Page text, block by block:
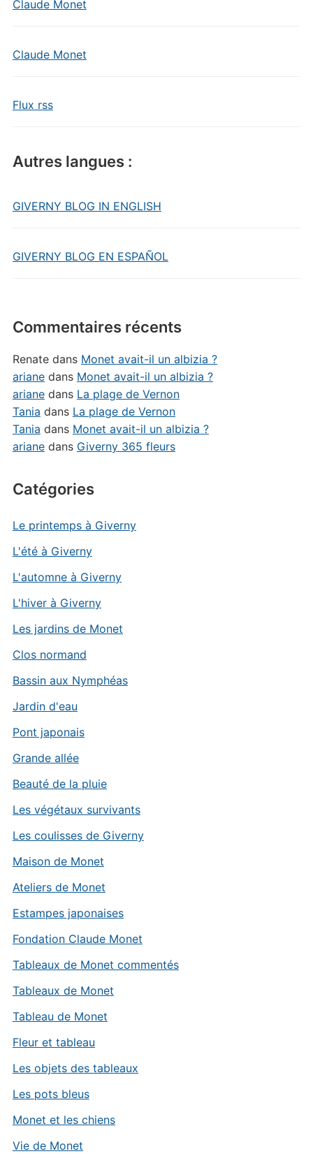
Claude Monet
Claude Monet
Flux rss
Autres langues :
GIVERNY BLOG IN ENGLISH
GIVERNY BLOG EN ESPAÑOL
Commentaires récents
Renatedans Monet avait-il un albizia ?
arianedans Monet avait-il un albizia ?
arianedans La plage de Vernon
Tania dans La plage de Vernon
Tania dans Monet avait-il un albizia ?
arianedans Giverny 365 fleurs
Catégories
Le printemps à Giverny
L'été à Giverny
L'automne à Giverny
L'hiver à Giverny
Les jardins de Monet
Clos normand
Bassin aux Nymphéas
Jardin d'eau
Pont japonais
Grande allée
Beauté de la pluie
Les végétaux survivants
Les coulisses de Giverny
Maison de Monet
Ateliers de Monet
Estampes japonaises
Fondation Claude Monet
Tableaux de Monet commentés
Tableaux de Monet
Tableau de Monet
Fleur et tableau
Les objets des tableaux
Les pots bleus
Monet et les chiens
Vie de Monet